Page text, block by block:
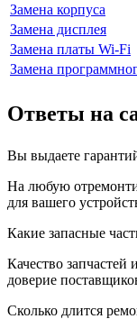
Замена корпуса
Замена дисплея
Замена платы Wi-Fi
Замена
Ответы на
Вы выдаете
На любую
для вашего
Какие запасные
Качество
доверие
Сколько длится